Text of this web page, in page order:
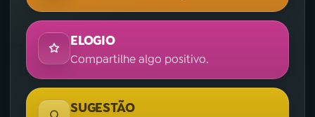
ELOGIO
Compartilhe algo positivo.
SUGESTÃO